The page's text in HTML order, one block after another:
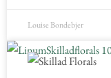
Louise Bondebjer